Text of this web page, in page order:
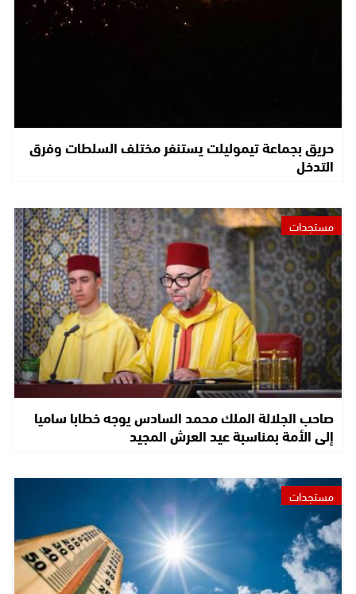
حريق بجماعة تيموليلت يستنفر مختلف السلطات وفرق
التدخل
مستجدات
صاحب الجلالة الملك محمد السادس يوجه خطابا ساميا
إلى الأمة بمناسبة عيد العرش المجيد
مستجدات